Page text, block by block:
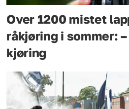
Over 1200 mistet
råkjøring i sommer:
kjøring